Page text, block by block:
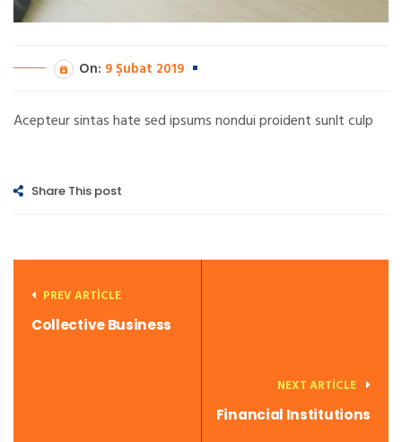
On: 9 Şubat 2019
Acepteur sintas hate sed ipsums nondui proident sunlt culp
Share This post
PREV ARTICLE
Collective Business
NEXT ARTICLE
Financial Institutions